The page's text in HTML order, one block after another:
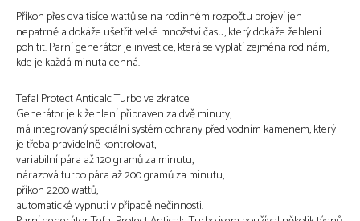
Příkon přes dva tisíce wattů se na rodinném rozpočtu projeví jen
nepatrně a dokáže ušetřit velké množství času, který dokáže žehlení
pohltit. Parní generátor je investice, která se vyplatí zejména rodinám,
kde je každá minuta cenná.
Tefal Protect Anticalc Turbo ve zkratce
Generátor je k žehlení připraven za dvě minuty,
má integrovaný speciální systém ochrany před vodním kamenem, který
je třeba pravidelně kontrolovat,
variabilní pára až 120 gramů za minutu,
nárazová turbo pára až 200 gramů za minutu,
příkon 2200 wattů,
automatické vypnutí v případě nečinnosti.